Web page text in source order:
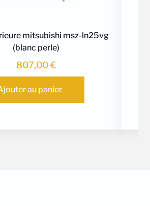
mitsubishi msz-ln25vg
(blanc perle)
807,00€
au panier